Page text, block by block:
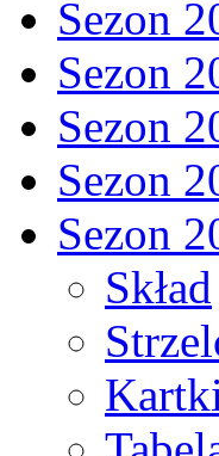
Sezon
Sezon
Sezon
Sezon
Sezon
Skład